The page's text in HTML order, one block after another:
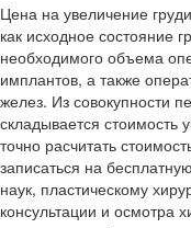
Цена на увеличение
как исходное состояние
необходимого объема
имплантов, а также
желез. Из совокупности
складывается
точно расчитать
записаться на
наук, пластическому
консультации и осмотра